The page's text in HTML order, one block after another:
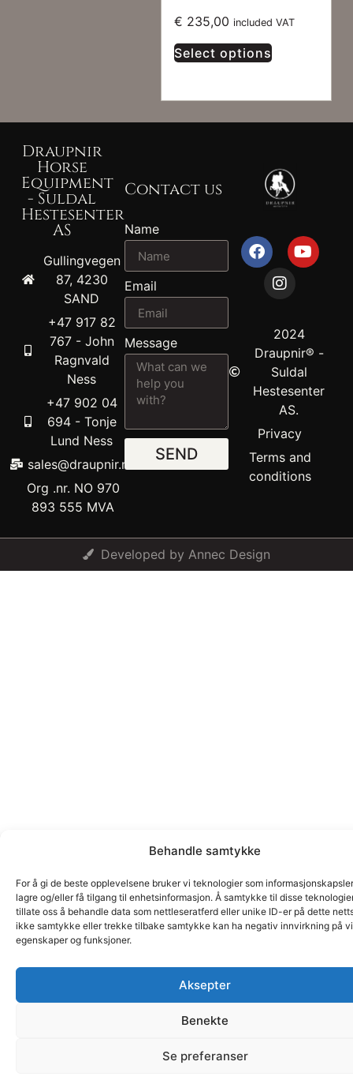
Behandle samtykke
For å gi de beste opplevelsene bruker vi teknologier som
lagre og/eller få tilgang til enhetsinformasjon. Å samtykke til disse
tillate oss å behandle data som nettleseratferd eller unike ID-er på dette
ikke samtykke eller trekke tilbake samtykke kan ha negativ innvirkning på
egenskaper og funksjoner.
Aksepter
Benekte
Se preferanser
€ 235,00 included VAT
Select options
Draupnir
Horse
Equipment
- Suldal
Hestesenter
AS
Gullingvegen
87, 4230
SAND
+47 917 82
767 - John
Ragnvald
Ness
+47 902 04
694 - Tonje
Lund Ness
sales@draupnir.no
Org .nr. NO 970
893 555 MVA
2024
Draupnir® -
Suldal
Hestesenter
AS.
Privacy
Terms and
conditions​
Contact us
Name
Email
Message
SEND
Developed by Annec Design